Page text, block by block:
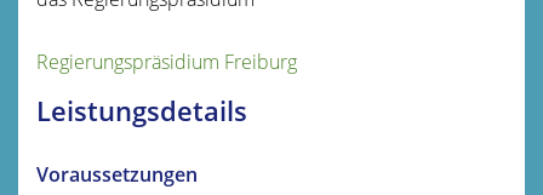
Regierungspräsidium Freiburg
Leistungsdetails
Voraussetzungen